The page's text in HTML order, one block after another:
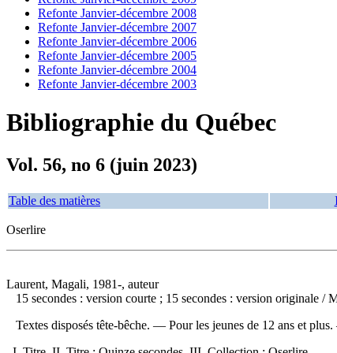
Refonte Janvier-décembre 2008
Refonte Janvier-décembre 2007
Refonte Janvier-décembre 2006
Refonte Janvier-décembre 2005
Refonte Janvier-décembre 2004
Refonte Janvier-décembre 2003
Bibliographie du Québec
Vol. 56, no 6 (juin 2023)
Table des matières
Oserlire
Laurent, Magali, 1981-, auteur
15 secondes : version courte ; 15 secondes : version originale /
Textes disposés tête-bêche. — Pour les jeunes de 12 ans et